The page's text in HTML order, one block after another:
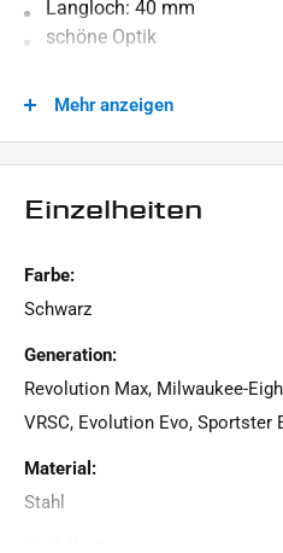
Langloch: 40 mm
schöne Optik
1x Auspuffhalter
hinaus geht.
Mehr anzeigen
Einzelheiten
Farbe:
Schwarz
Generation:
Revolution Max, Milwaukee-
VRSC, Evolution Evo,
Material:
Stahl